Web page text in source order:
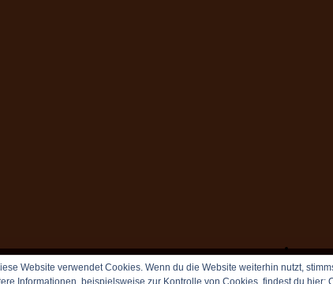
Copyright © 2009 vomDippold.de.
Website verwendet Cookies. Wenn du die Website weiterhin nutzt,
Informationen, beispielsweise zur Kontrolle von Cookies, findest du hier: